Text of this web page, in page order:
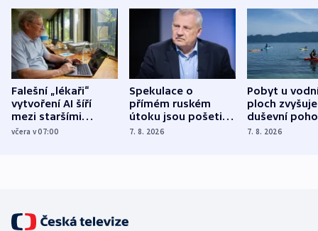
Falešní „lékaři“
vytvoření AI šíří
mezi staršími
Poláky nebezpečné
včera v 07:00
Spekulace o
přímém ruském
útoku jsou pošetilé,
míní estonský
7. 8. 2026
Pobyt u
ploch zvyšuje
duševní
ukázala
7. 8. 2026